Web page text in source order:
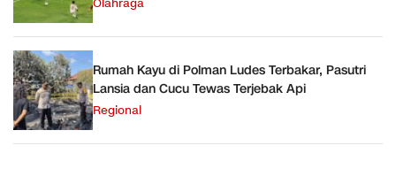
Olahraga
Rumah Kayu di Polman Ludes Terbakar, Pasutri
Lansia dan Cucu Tewas Terjebak Api
Regional